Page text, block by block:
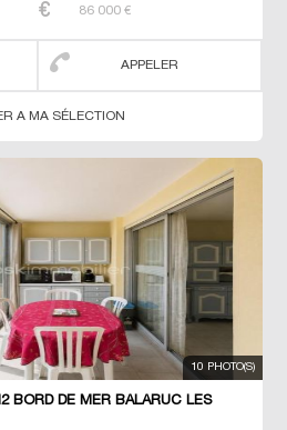
86 000 €
APPELER
A MA SÉLECTION
10 PHOTO(S)
BORD DE MER BALARUC LES